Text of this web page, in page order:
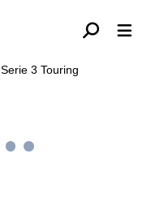
Serie 3 Touring